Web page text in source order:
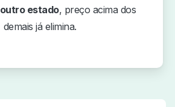
outro estado, preço acima dos
demais já elimina.